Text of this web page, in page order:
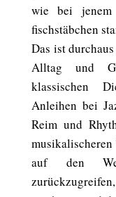
wie bei
fischstäbchen
Das ist
Alltag und
klassischen
Anleihen bei
Reim und
auf den